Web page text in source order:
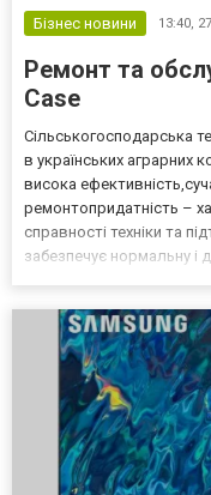
Бізнес новини 13:40,
Ремонт та
Case
Сільськогосподарська
в українських аграрних
висока
ремонтопридатність –
справності техніки та
забезпечує нормальну і